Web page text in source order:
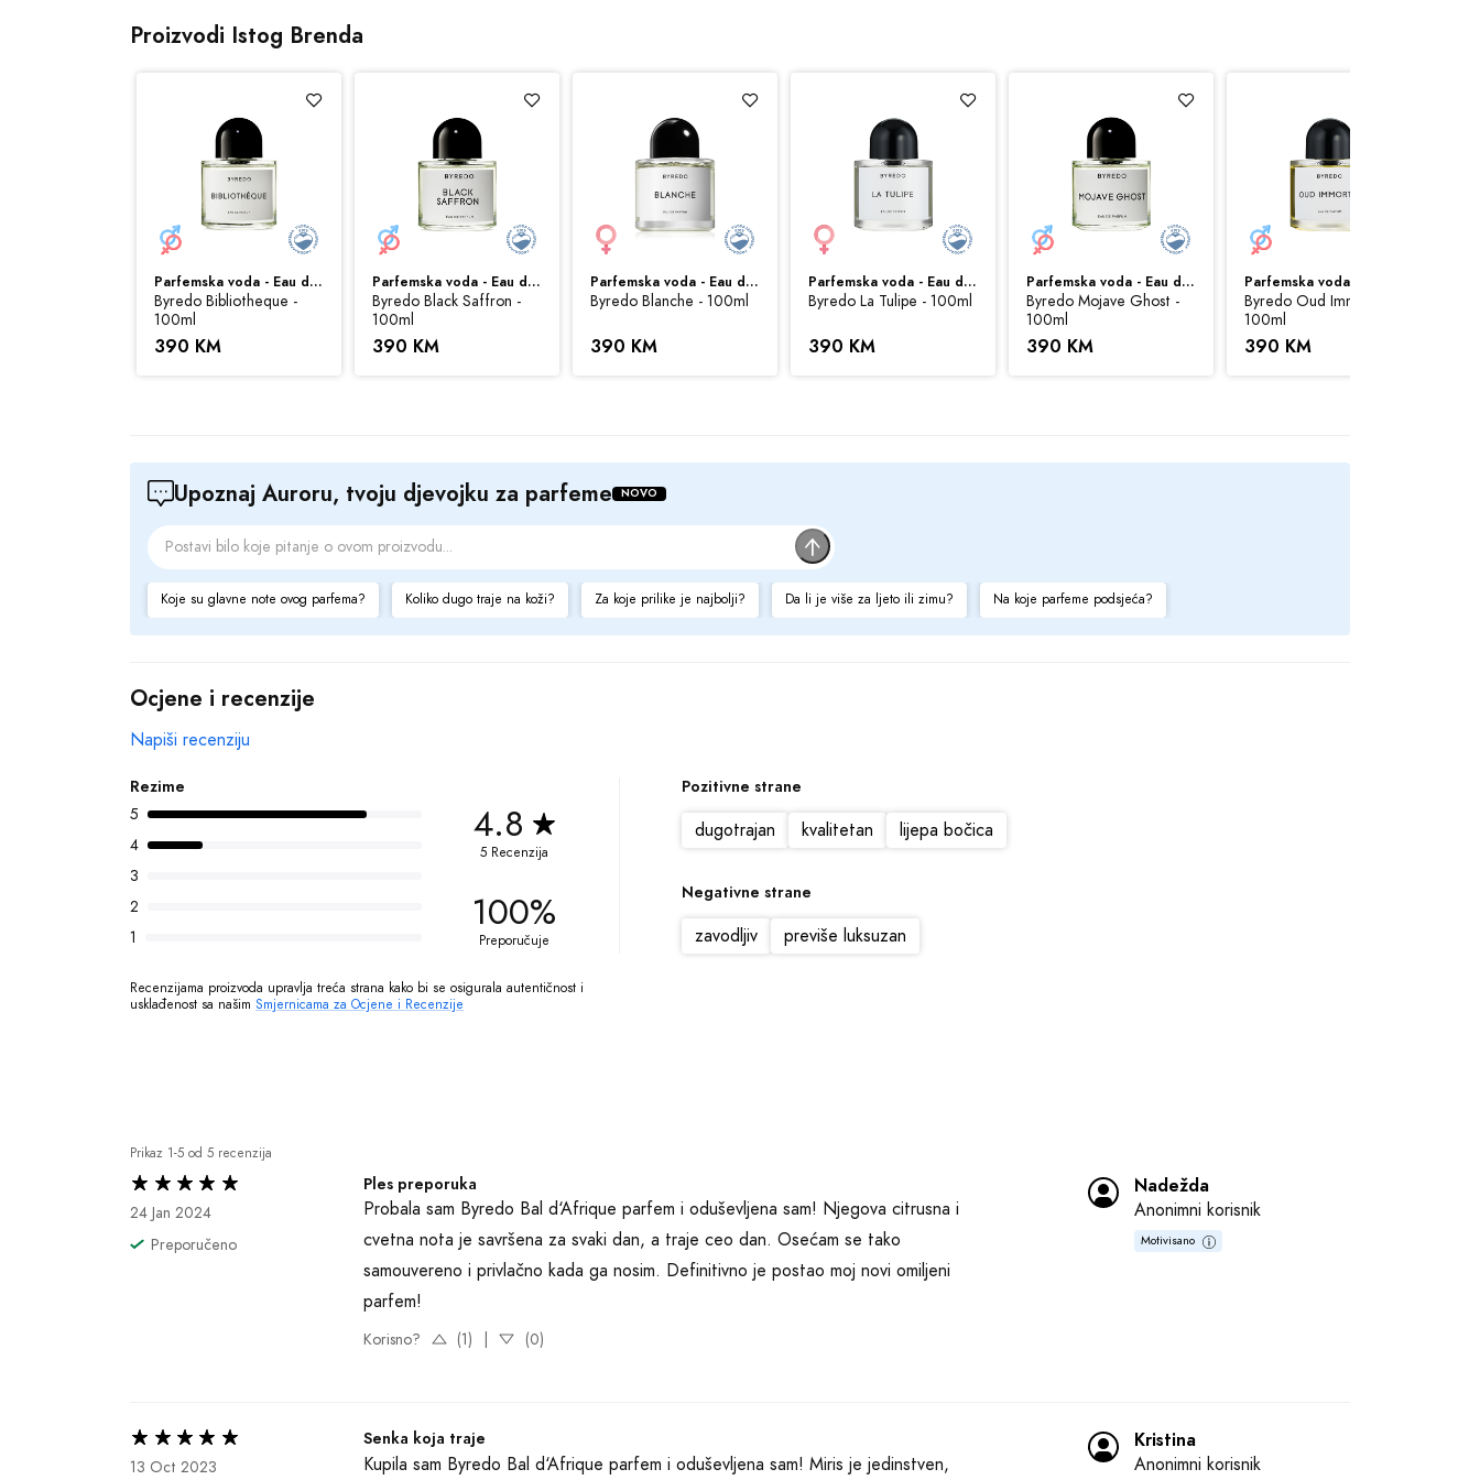
Zapremina:100 ml
Sve cijene na ovom sajtu iskazane su u konvertibilnim markama (BAM). Prodaja Parfema maksimalno koristi sve svoje resurse da Vam svi artikli na
ovom sajtu budu prikazani sa ispravnim nazivima specifikacija, fotografijama i cijenama. Ipak, ne možemo garantovati da su sve navedene
informacije i fotografije artikala na ovom sajtu u potpunosti ispravne.
Proizvodi Istog Brenda
Parfemska voda - Eau de Parfum (EDP)
Byredo Bibliotheque -
100ml
390 KM
Parfemska voda - Eau de Parfum (EDP)
Byredo Black Saffron -
100ml
390 KM
Parfemska voda - Eau de Parfum (EDP)
Byredo Blanche - 100ml
390 KM
Parfemska voda - Eau de Parfum (EDP)
Byredo La Tulipe - 100ml
390 KM
Parfemska voda - Eau de Parfum (EDP)
Byredo Mojave Ghost -
100ml
390 KM
Byredo Oud Immortel -
100ml
390 KM
Upoznaj Auroru, tvoju djevojku za parfeme NOVO
Koje su glavne note ovog parfema? Koliko dugo traje na koži? Za koje prilike je najbolji? Da li je više za ljeto ili zimu? Na koje parfeme podsjeća?
Ocjene i recenzije
Napiši recenziju
Rezime
5
4
3
2
1
4.8
5 Recenzija
100%
Preporučuje
Pozitivne strane
dugotrajan kvalitetan lijepa bočica
Negativne strane
zavodljiv previše luksuzan
Recenzijama proizvoda upravlja treća strana kako bi se osigurala autentičnost i
usklađenost sa našim Smjernicama za Ocjene i Recenzije
Prikaz 1-5 od 5 recenzija
24 Jan 2024
Preporučeno
Ples preporuka
Probala sam Byredo Bal d‘Afrique parfem i oduševljena sam! Njegova citrusna i
cvetna nota je savršena za svaki dan, a traje ceo dan. Osećam se tako
samouvereno i privlačno kada ga nosim. Definitivno je postao moj novi omiljeni
parfem!
Korisno? (1) (0)
Nadežda
Anonimni korisnik
Motivisano
13 Oct 2023
Senka koja traje
Kupila sam Byredo Bal d‘Afrique parfem i oduševljena sam! Miris je jedinstven,
Kristina
Anonimni korisnik